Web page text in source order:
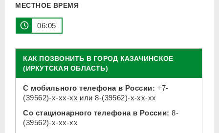
МЕСТНОЕ ВРЕМЯ
06:05
КАК ПОЗВОНИТЬ В ГОРОД КАЗАЧИНСКОЕ
(ИРКУТСКАЯ ОБЛАСТЬ)
С мобильного телефона в России: +7-
(39562)-x-xx-xx или8-(39562)-x-xx-xx
Со стационарного телефона в России: 8-
(39562)-x-xx-xx